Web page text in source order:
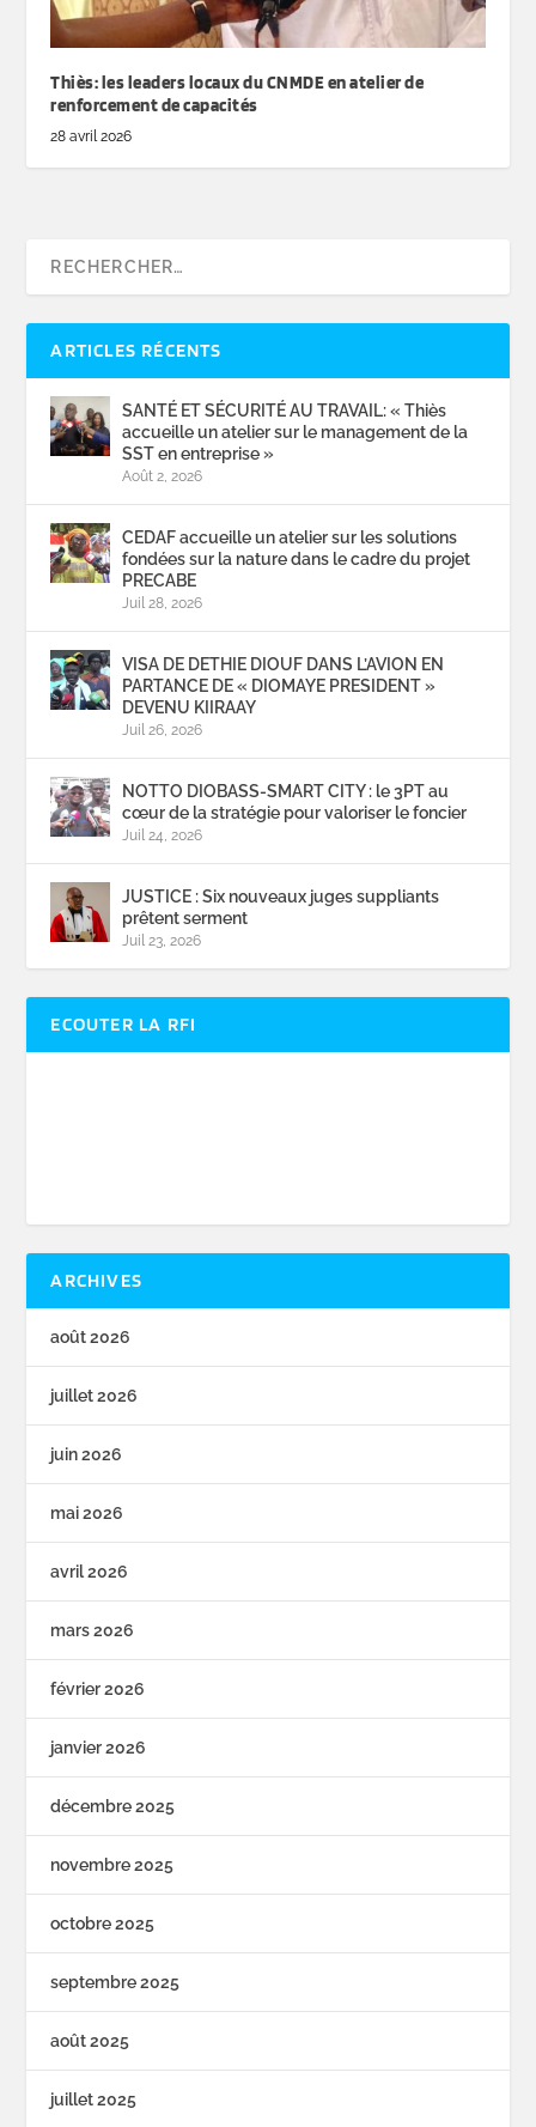
Thiès: les leaders locaux du CNMDE en atelier de
renforcement de capacités
28 avril 2026
ARTICLES RÉCENTS
SANTÉ ET SÉCURITÉ AU TRAVAIL: « Thiès
accueille un atelier sur le management de la
SST en entreprise »
Août 2, 2026
CEDAF accueille un atelier sur les solutions
fondées sur la nature dans le cadre du projet
PRECABE
Juil 28, 2026
VISA DE DETHIE DIOUF DANS L’AVION EN
PARTANCE DE « DIOMAYE PRESIDENT »
DEVENU KIIRAAY
Juil 26, 2026
NOTTO DIOBASS-SMART CITY : le 3PT au
cœur de la stratégie pour valoriser le foncier
Juil 24, 2026
JUSTICE : Six nouveaux juges suppliants
prêtent serment
Juil 23, 2026
ECOUTER LA RFI
ARCHIVES
août 2026
juillet 2026
juin 2026
mai 2026
avril 2026
mars 2026
février 2026
janvier 2026
décembre 2025
novembre 2025
octobre 2025
septembre 2025
août 2025
juillet 2025